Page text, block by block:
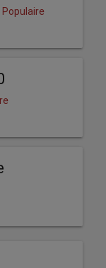
Populaire